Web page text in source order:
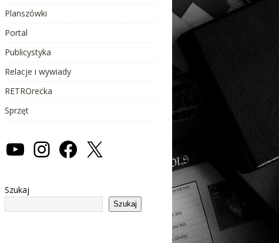
Planszówki
Portal
Publicystyka
Relacje i wywiady
RETROrecka
Sprzęt
Szukaj
Szukaj